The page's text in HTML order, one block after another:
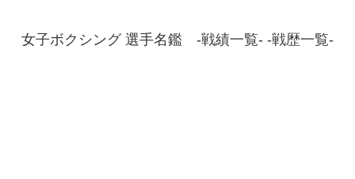
女子ボクシング 選手名鑑 -戦績一覧- -戦歴一覧-